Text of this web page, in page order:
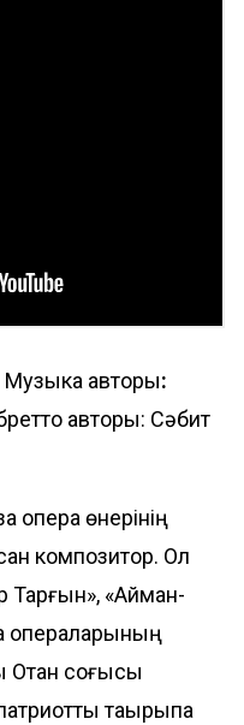
Музыка авторы:
авторы: Сәбит
опера өнерінің
композитор. Ол
Тарғын», «Айман-
операларының
Отан соғысы
тақырыпқа